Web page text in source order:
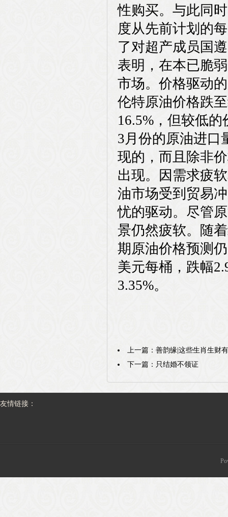
性购买。与此同
度从先前计划的
了对超产成员国
表明，在本已脆
市场。价格驱动
伦特原油价格跌
16.5%，但较低
3月份的原油进口
现的，而且除非
出现。因需求疲
油市场受到贸易
忧的驱动。尽管
景仍然疲软。随
期原油价格预测
美元每桶，跌幅
3.35%。
上一篇： 善韵缘|这些生肖生财
下一篇： 只结婚不领证
友情链接：